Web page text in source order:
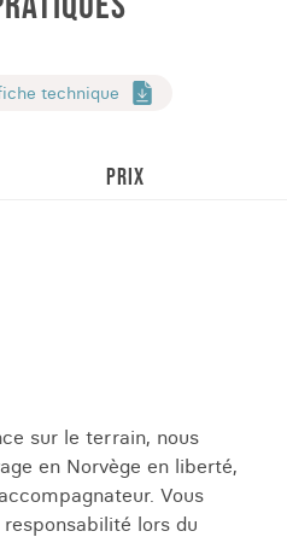
Hormis en bord
pour passer la
en tous cas). Je
le grand nord
technique
PRIX
sur le terrain, nous
en Norvège en liberté,
Vous
lors du